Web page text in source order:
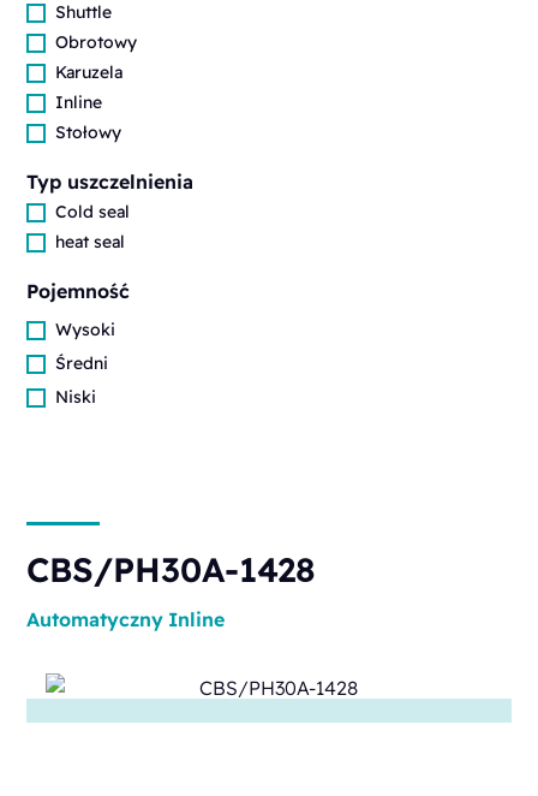
Shuttle
Obrotowy
Karuzela
Inline
Stołowy
Typ uszczelnienia
Cold seal
heat seal
Pojemność
Wysoki
Średni
Niski
CBS/PH30A-1428
Automatyczny Inline